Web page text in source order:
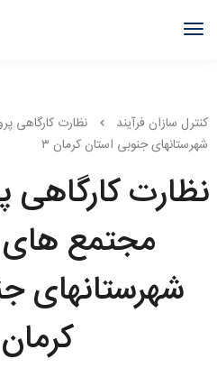
کنترل سازان فرآیند
نظارت کارگاهی
شهرستانهای جنوبی استان کرمان ۳
نظارت
مجتمع های
شهرستانهای
کرمان ۳